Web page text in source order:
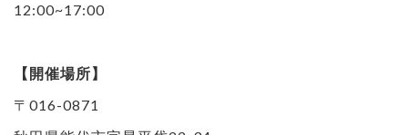
12:00~17:00
【開催場所】
〒016-0871